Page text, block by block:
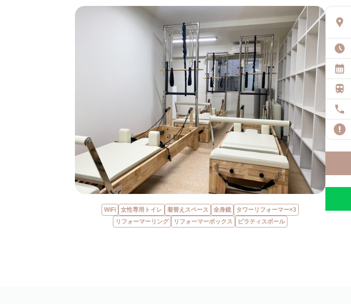
WiFi 女性専用トイレ 着替えスペース 全身鏡
タワーリフォーマー×3
リフォーマーリング
リフォーマーボックス ピラティスボール